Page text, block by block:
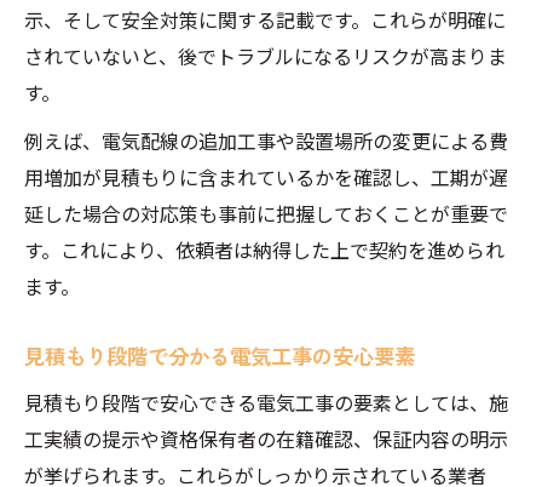
示、そして安全対策に関する記載です。これらが明確に
されていないと、後でトラブルになるリスクが高まりま
す。
例えば、電気配線の追加工事や設置場所の変更による費
用増加が見積もりに含まれているかを確認し、工期が遅
延した場合の対応策も事前に把握しておくことが重要で
す。これにより、依頼者は納得した上で契約を進められ
ます。
見積もり段階で分かる電気工事の安心要素
見積もり段階で安心できる電気工事の要素としては、施
工実績の提示や資格保有者の在籍確認、保証内容の明示
が挙げられます。これらがしっかり示されている業者